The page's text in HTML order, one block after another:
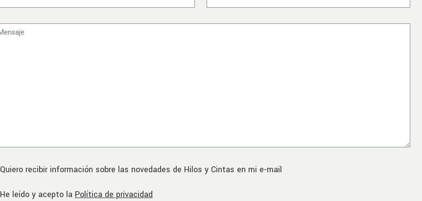
Quiero recibir información sobre las novedades de Hilos y Cintas en mi e-mail
He leído y acepto la Política de privacidad